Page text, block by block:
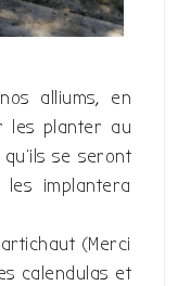
alliums, en
les planter au
se seront
les implantera
(Merci
calendulas et